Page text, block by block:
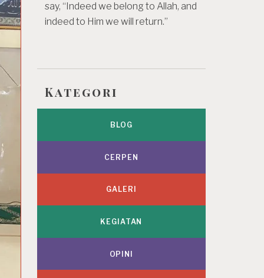
say, “Indeed we belong to Allah, and
indeed to Him we will return.”
Kategori
BLOG
CERPEN
GALERI
KEGIATAN
OPINI